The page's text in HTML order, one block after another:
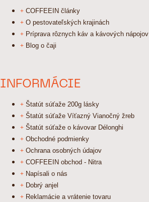
COFFEEIN články
O pestovateľských krajinách
Príprava rôznych káv a kávových nápojov
Blog o čaji
INFORMÁCIE
Štatút súťaže 200g lásky
Štatút súťaže Víťazný Vianočný žreb
Štatút súťaže o kávovar Délonghi
Obchodné podmienky
Ochrana osobných údajov
COFFEEIN obchod - Nitra
Napísali o nás
Dobrý anjel
Reklamácie a vrátenie tovaru